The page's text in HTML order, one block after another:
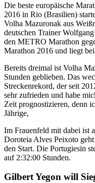
Die beste europäische
2016 in Rio (Brasilien)
Volha Mazuronak aus
deutschen Trainer
den METRO Marathon
Marathon 2016 und liegt
Bereits dreimal ist Volha
Stunden geblieben. Das
Streckenrekord, der seit
sehr zufrieden und habe
Zeit prognostizieren, denn
Jährige,
Im Frauenfeld mit dabei ist
Doroteia Alves Peixoto
den Start. Die Portugiesin
auf 2:32:00 Stunden.
Gilbert Yegon will